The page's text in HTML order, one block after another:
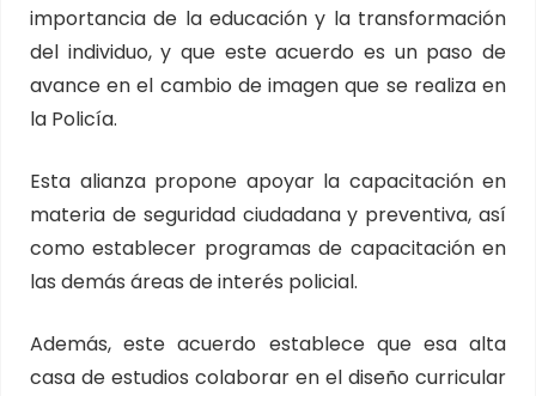
importancia de la educación y la transformación
del individuo, y que este acuerdo es un paso de
avance en el cambio de imagen que se realiza en
la Policía.
Esta alianza propone apoyar la capacitación en
materia de seguridad ciudadana y preventiva, así
como establecer programas de capacitación en
las demás áreas de interés policial.
Además, este acuerdo establece que esa alta
casa de estudios colaborar en el diseño curricular